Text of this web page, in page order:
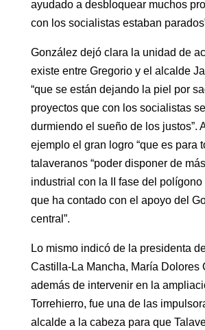
ayudado a desbloquear muchos
con los socialistas estaban
González dejó clara la unidad de
existe entre Gregorio y el alcalde
“que se están dejando la piel por
proyectos que con los socialistas
durmiendo el sueño de los justos”.
ejemplo el gran logro “que es para
talaveranos “poder disponer de
industrial con la II fase del polígono
que ha contado con el apoyo del
central”.
Lo mismo indicó de la presidenta
Castilla-La Mancha, María Dolores
además de intervenir en la
Torrehierro, fue una de las
alcalde a la cabeza para que